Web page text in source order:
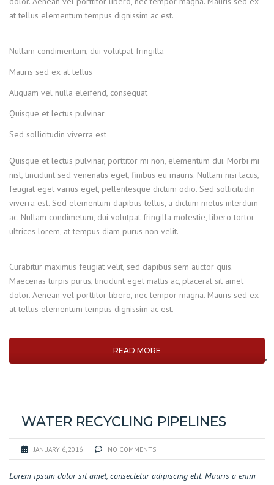
at tellus elementum tempus dignissim ac est.
Nullam condimentum, dui volutpat fringilla
Mauris sed ex at tellus
Aliquam vel nulla eleifend, consequat
Quisque et lectus pulvinar
Sed sollicitudin viverra est
Quisque et lectus pulvinar, porttitor mi non, elementum dui. Morbi mi
nisl, tincidunt sed venenatis eget, finibus eu mauris. Nullam nisi lacus,
feugiat eget varius eget, pellentesque dictum odio. Sed sollicitudin
viverra est. Sed elementum dapibus tellus, a dictum metus interdum
ac. Nullam condimetum, dui volutpat fringilla molestie, libero tortor
ultrices lorem, at tempus diam purus non velit.
Curabitur maximus feugiat velit, sed dapibus sem auctor quis.
Maecenas turpis purus, tincidunt eget mattis ac, placerat sit amet
dolor. Aenean vel porttitor libero, nec tempor magna. Mauris sed ex
at tellus elementum tempus dignissim ac est.
READ MORE
WATER RECYCLING PIPELINES
JANUARY 6, 2016 NO COMMENTS
Lorem ipsum dolor sit amet, consectetur adipiscing elit. Mauris a enim